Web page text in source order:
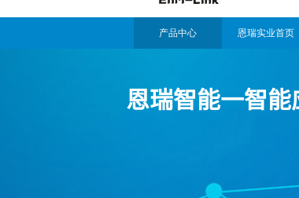
378
传 真 ：0769-
市莞潢 中路
前 台 ：0769-
产品中心 恩瑞实业首页
恩瑞智能一智能
超五类非屏蔽跳线